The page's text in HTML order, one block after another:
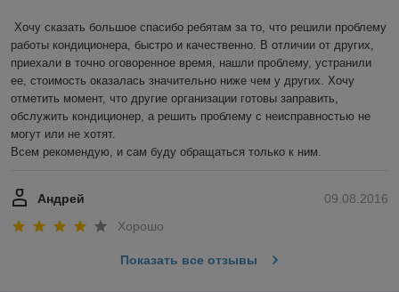
Хочу сказать большое спасибо ребятам за то, что решили проблему
работы кондиционера, быстро и качественно. В отличии от других,
приехали в точно оговоренное время, нашли проблему, устранили
ее, стоимость оказалась значительно ниже чем у других. Хочу
отметить момент, что другие организации готовы заправить,
обслужить кондиционер, а решить проблему с неисправностью не
могут или не хотят.
Всем рекомендую, и сам буду обращаться только к ним.
09.08.2016
Андрей
Хорошо
Показать все отзывы